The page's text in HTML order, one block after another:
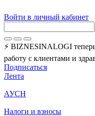
Войти в личный кабинет
⚡ BIZNESINALOGI
работу с клиентами и
Подписаться
Лента
АУСН
Налоги и взносы